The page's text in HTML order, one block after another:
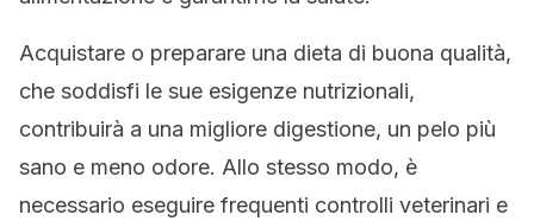
Acquistare o preparare una dieta di buona qualità,
che soddisfi le sue esigenze nutrizionali,
contribuirà a una migliore digestione, un pelo più
sano e meno odore. Allo stesso modo, è
necessario eseguire frequenti controlli veterinari e